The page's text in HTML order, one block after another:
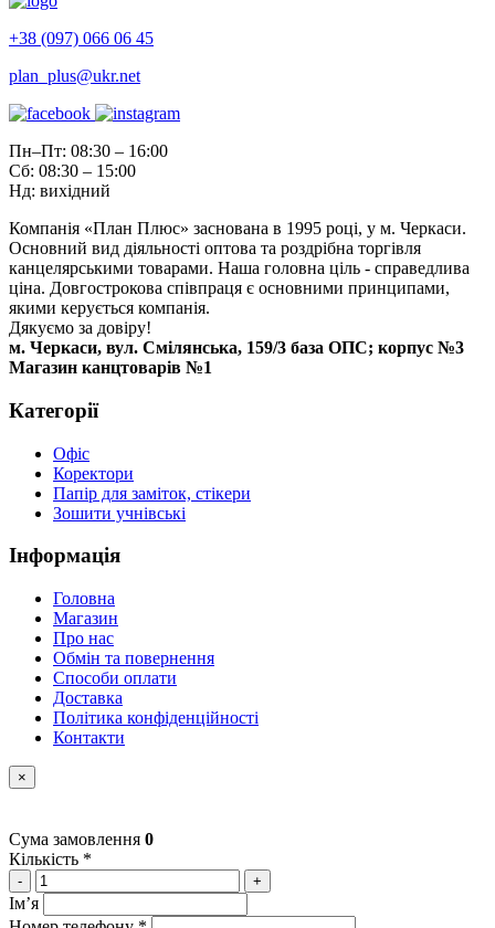
+38 (097) 066 06 45
plan_plus@ukr.net
Пн–Пт: 08:30 – 16:00
Сб: 08:30 – 15:00
Нд: вихідний
Компанія «План Плюс» заснована в 1995 році, у м. Черкаси.
Основний вид діяльності оптова та роздрібна торгівля
канцелярськими товарами. Наша головна ціль - справедлива
ціна. Довгострокова співпраця є основними принципами,
якими керується компанія.
Дякуємо за довіру!
м. Черкаси, вул. Смілянська, 159/3 база ОПС; корпус №3
Магазин канцтоварів №1
Категорії
Офіс
Коректори
Папір для заміток, стікери
Зошити учнівські
Інформація
Головна
Магазин
Про нас
Обмін та повернення
Способи оплати
Доставка
Політика конфіденційності
Контакти
×
Сума замовлення 0
Кількість *
- +
Імʼя